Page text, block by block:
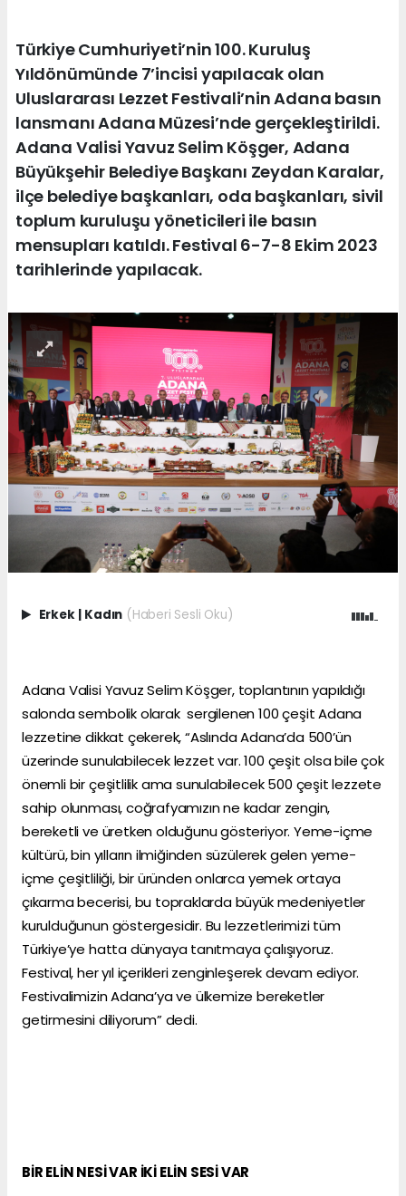
Türkiye Cumhuriyeti’nin 100. Kuruluş
Yıldönümünde 7’incisi yapılacak olan
Uluslararası Lezzet Festivali’nin Adana basın
lansmanı Adana Müzesi’nde gerçekleştirildi.
Adana Valisi Yavuz Selim Köşger, Adana
Büyükşehir Belediye Başkanı Zeydan Karalar,
ilçe belediye başkanları, oda başkanları, sivil
toplum kuruluşu yöneticileri ile basın
mensupları katıldı. Festival 6-7-8 Ekim 2023
tarihlerinde yapılacak.
Erkek | Kadın (Haberi Sesli Oku)
Adana Valisi Yavuz Selim Köşger, toplantının yapıldığı
salonda sembolik olarak sergilenen 100 çeşit Adana
lezzetine dikkat çekerek, “Aslında Adana’da 500’ün
üzerinde sunulabilecek lezzet var. 100 çeşit olsa bile çok
önemli bir çeşitlilik ama sunulabilecek 500 çeşit lezzete
sahip olunması, coğrafyamızın ne kadar zengin,
bereketli ve üretken olduğunu gösteriyor. Yeme-içme
kültürü, bin yılların ilmiğinden süzülerek gelen yeme-
içme çeşitliliği, bir üründen onlarca yemek ortaya
çıkarma becerisi, bu topraklarda büyük medeniyetler
kurulduğunun göstergesidir. Bu lezzetlerimizi tüm
Türkiye’ye hatta dünyaya tanıtmaya çalışıyoruz.
Festival, her yıl içerikleri zenginleşerek devam ediyor.
Festivalimizin Adana’ya ve ülkemize bereketler
getirmesini diliyorum” dedi.
BİR ELİN NESİ VAR İKİ ELİN SESİ VAR